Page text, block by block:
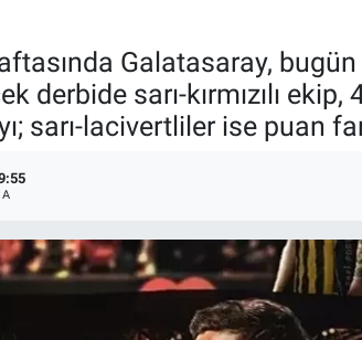
Galatasaray, bugün
derbide sarı-kırmızılı
sarı-lacivertliler ise puan